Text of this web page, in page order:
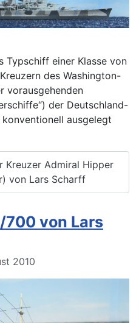
Typschiff einer Klasse von
des Washington-
vorausgehenden
der Deutschland-
ausgelegt
Kreuzer Admiral Hipper
von Lars Scharff
700 von Lars
2010